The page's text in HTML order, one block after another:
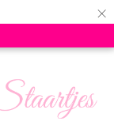
×
Toggle